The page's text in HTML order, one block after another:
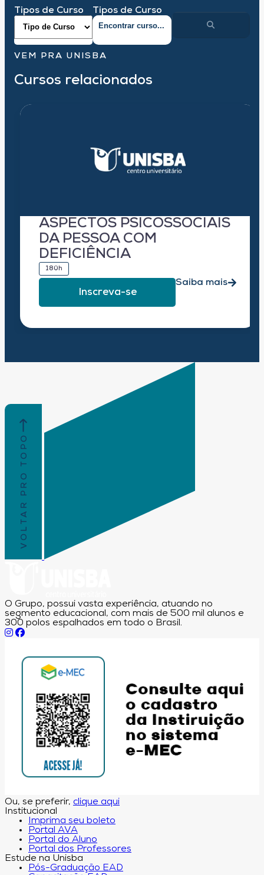
Tipos de Curso Tipos de Curso
VEM PRA UNISBA
Cursos relacionados
ASPECTOS PSICOSSOCIAIS
DA PESSOA COM
DEFICIÊNCIA
180h
Inscreva-se
Saiba mais
VOLTAR PRO TOPO
O Grupo, possui vasta experiência, atuando no
segmento educacional, com mais de 500 mil alunos e
300 polos espalhados em todo o Brasil.
Ou, se preferir, clique aqui
Institucional
Imprima seu boleto
Portal AVA
Portal do Aluno
Portal dos Professores
Estude na Unisba
Pós-Graduação EAD